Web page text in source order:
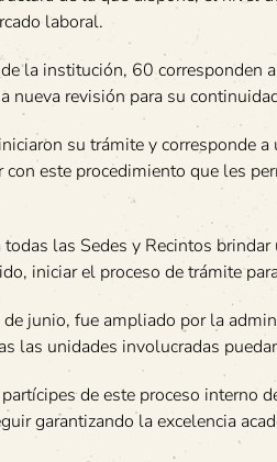
laboral.
la institución, 60 corresponden
nueva revisión para su
su trámite y corresponde
este procedimiento que les
las Sedes y Recintos
iniciar el proceso de trámite
junio, fue ampliado por la
las unidades involucradas
de este proceso interno
garantizando la excelencia